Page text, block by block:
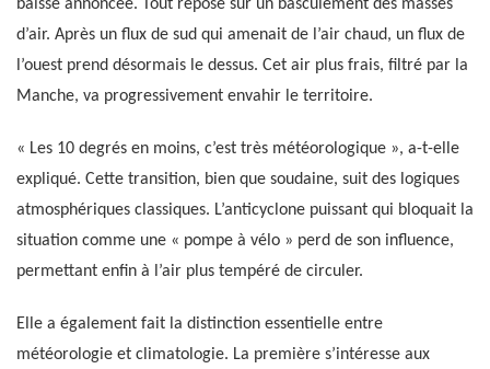
baisse annoncée. Tout repose sur un basculement des masses
d’air. Après un flux de sud qui amenait de l’air chaud, un flux de
l’ouest prend désormais le dessus. Cet air plus frais, filtré par la
Manche, va progressivement envahir le territoire.
« Les 10 degrés en moins, c’est très météorologique », a-t-elle
expliqué. Cette transition, bien que soudaine, suit des logiques
atmosphériques classiques. L’anticyclone puissant qui bloquait la
situation comme une « pompe à vélo » perd de son influence,
permettant enfin à l’air plus tempéré de circuler.
Elle a également fait la distinction essentielle entre
météorologie et climatologie. La première s’intéresse aux